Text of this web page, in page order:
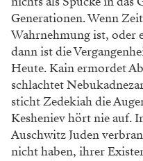
Generationen. Wenn
Wahrnehmung ist, oder
dann ist die
Heute. Kain ermordet
schlachtet
sticht Zedekiah die
Kesheniev hört nie auf.
Auschwitz Juden
nicht haben, ihrer